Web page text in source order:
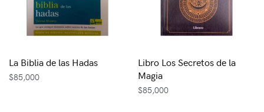
La Biblia de las Hadas
$85,000
Libro Los Secretos de la
Magia
$85,000